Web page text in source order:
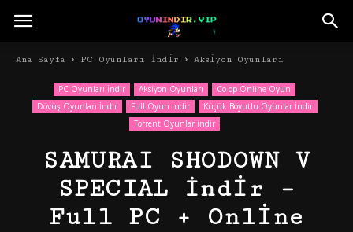
Ana Sayfa PC Oyunları İndir Aksiyon Oyunları
PC Oyunları İndir Aksiyon Oyunları
Co op Online Oyun
Dövüş Oyunları İndir
Full Oyun İndir
Küçük Boyutlu Oyunlar İndir
Torrent Oyunlar indir
SAMURAI SHODOWN V
SPECIAL İndir –
Full PC + Online